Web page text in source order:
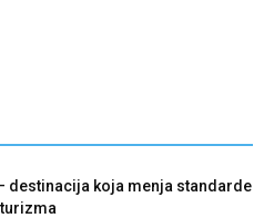
destinacija koja menja standarde